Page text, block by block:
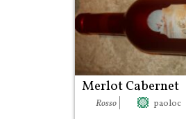
Merlot Cabernet
Rosso | paoloc